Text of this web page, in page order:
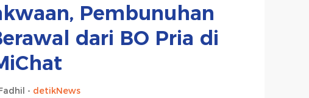
Pembunuhan
dari BO Pria di
- detikNews